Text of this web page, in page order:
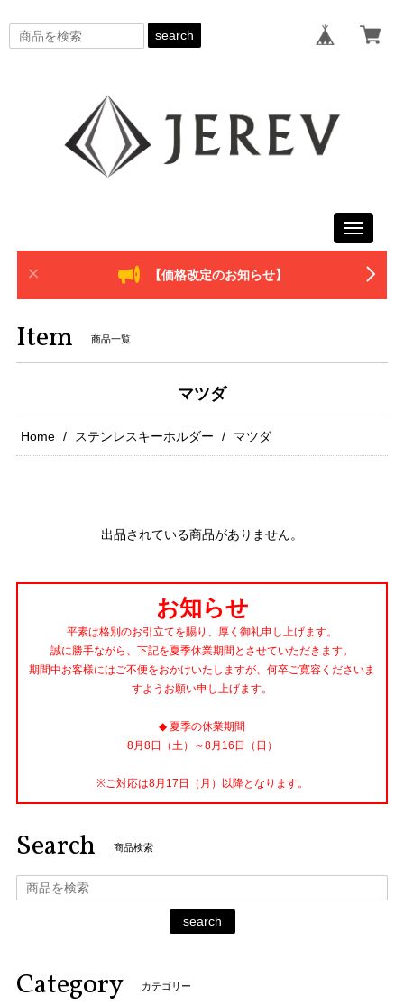
search
Toggle
【価格改定のお知らせ】
Item 商品一覧
マツダ
Home ステンレスキーホルダー マツダ
出品されている商品がありません。
お知らせ
平素は格別のお引立てを賜り、厚く御礼申し上げます。
誠に勝手ながら、下記を夏季休業期間とさせていただきます。
期間中お客様にはご不便をおかけいたしますが、何卒ご寛容くださいま
すようお願い申し上げます。
◆ 夏季の休業期間
8月8日（土）～8月16日（日）
※ご対応は8月17日（月）以降となります。
Search 商品検索
search
Category カテゴリー